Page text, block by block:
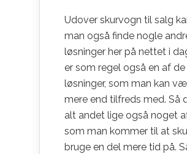
Udover skurvogn til salg
man også finde nogle
løsninger her på nettet i
er som regel også en af de
løsninger, som man kan
mere end tilfreds med. Så
alt andet lige også noget
som man kommer til at
bruge en del mere tid på.